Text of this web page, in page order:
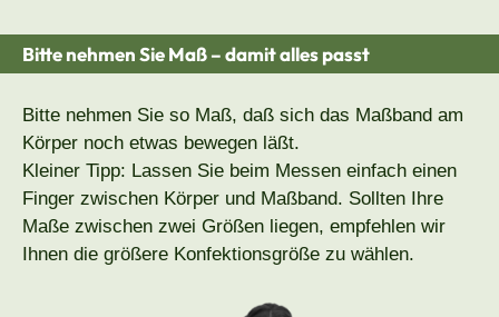
Bitte nehmen Sie Maß – damit alles passt
Bitte nehmen Sie so Maß, daß sich das Maßband am
Körper noch etwas bewegen läßt.
Kleiner Tipp: Lassen Sie beim Messen einfach einen
Finger zwischen Körper und Maßband. Sollten Ihre
Maße zwischen zwei Größen liegen, empfehlen wir
Ihnen die größere Konfektionsgröße zu wählen.